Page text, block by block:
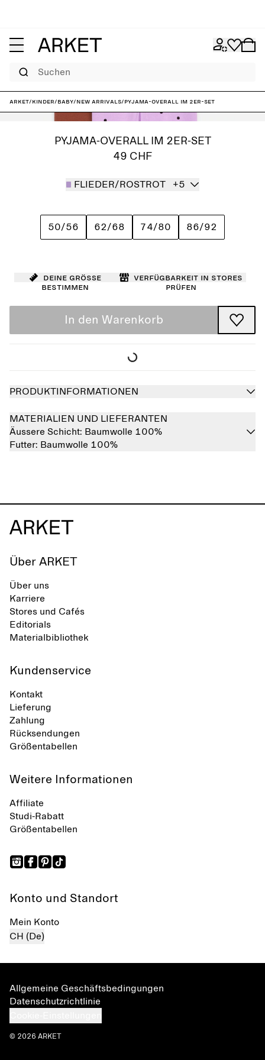
Suchen
ARKET/Kinder/Baby/New arrivals/Pyjama-Overall im 2er-Set
PYJAMA-OVERALL IM 2ER-SET
49 CHF
FLIEDER/ROSTROT +5
50/56 62/68 74/80 86/92
Deine Größe
bestimmen
Verfügbarkeit in Stores
prüfen
In den Warenkorb
PRODUKTINFORMATIONEN
MATERIALIEN UND LIEFERANTEN
Äussere Schicht: Baumwolle 100%
Futter: Baumwolle 100%
Über ARKET
Über uns
Karriere
Stores und Cafés
Editorials
Materialbibliothek
Kundenservice
Kontakt
Lieferung
Zahlung
Rücksendungen
Größentabellen
Weitere Informationen
Affiliate
Studi-Rabatt
Größentabellen
Konto und Standort
Mein Konto
CH (De)
Allgemeine Geschäftsbedingungen
Datenschutzrichtlinie
© 2026 ARKET